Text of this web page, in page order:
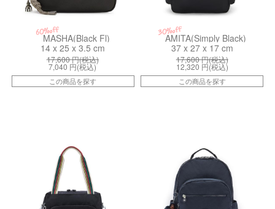
60%off
MASHA(Black Fl)
14 x 25 x 3.5 cm
17,600円(税込)
7,040 円(税込)
この商品を探す
30%off
AMITA(Simply Black)
37 x 27 x 17 cm
17,600円(税込)
12,320 円(税込)
この商品を探す